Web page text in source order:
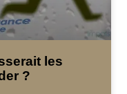
les
?